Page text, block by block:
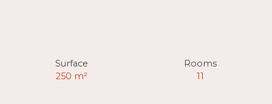
Surface
250 m²
Rooms
11